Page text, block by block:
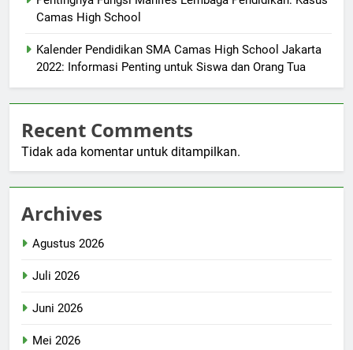
Camas High School
Kalender Pendidikan SMA Camas High School Jakarta
2022: Informasi Penting untuk Siswa dan Orang Tua
Recent Comments
Tidak ada komentar untuk ditampilkan.
Archives
Agustus 2026
Juli 2026
Juni 2026
Mei 2026